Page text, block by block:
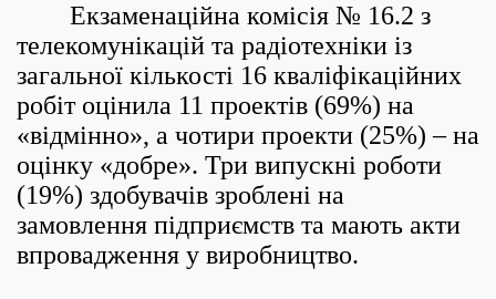
Екзаменаційна комісія № 16.2 з
телекомунікацій та радіотехніки із
загальної кількості 16 кваліфікаційних
робіт оцінила 11 проектів (69%) на
«відмінно», а чотири проекти (25%) – на
оцінку «добре». Три випускні роботи
(19%) здобувачів зроблені на
замовлення підприємств та мають акти
впровадження у виробництво.